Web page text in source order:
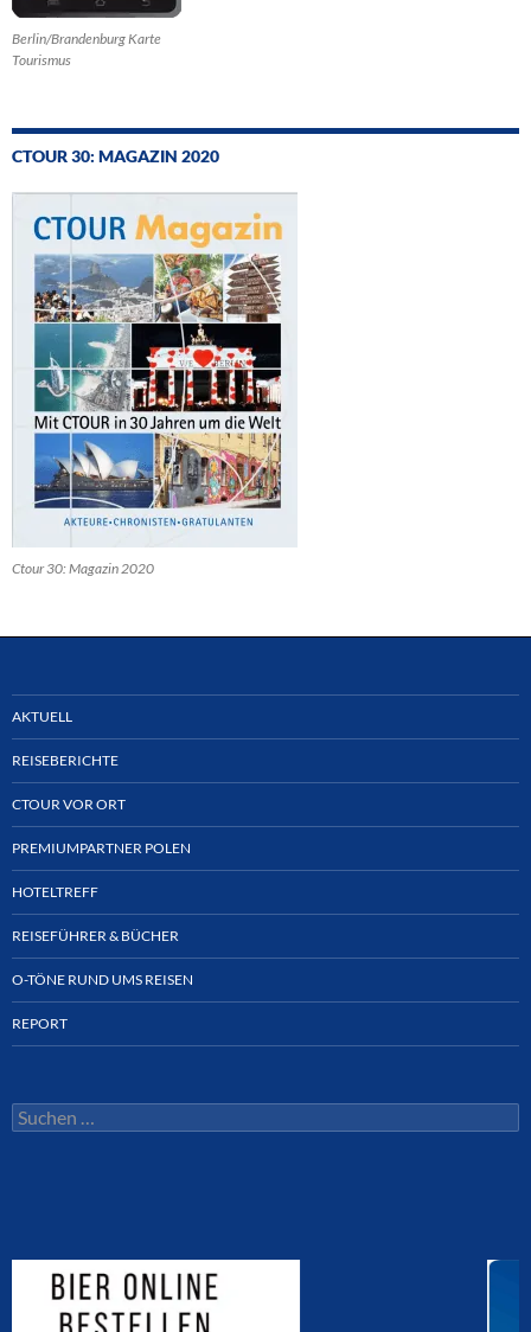
Berlin/Brandenburg Karte
Tourismus
CTOUR 30: MAGAZIN 2020
Ctour 30: Magazin 2020
AKTUELL
REISEBERICHTE
CTOUR VOR ORT
PREMIUMPARTNER POLEN
HOTELTREFF
REISEFÜHRER & BÜCHER
O-TÖNE RUND UMS REISEN
REPORT
Suchen
nach: